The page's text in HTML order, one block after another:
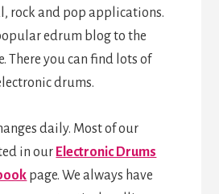
rock and pop applications.
edrum blog to the
There you can find lots of
drums.
daily. Most of our
in our Electronic Drums
page. We always have